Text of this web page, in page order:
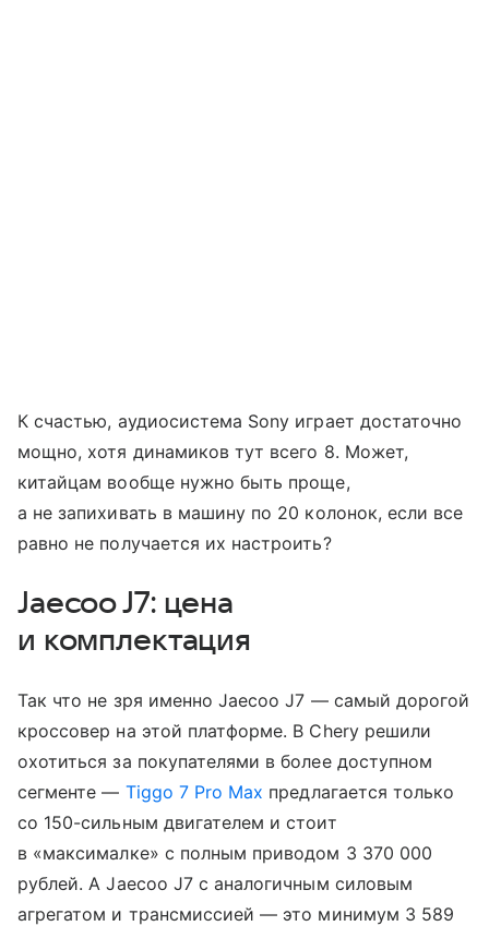
К счастью, аудиосистема Sony играет достаточно
мощно, хотя динамиков тут всего 8. Может,
китайцам вообще нужно быть проще,
а не запихивать в машину по 20 колонок, если все
равно не получается их настроить?
Jaecoo J7: цена
и комплектация
Так что не зря именно Jaecoo J7 — самый дорогой
кроссовер на этой платформе. В Chery решили
охотиться за покупателями в более доступном
сегменте — Tiggo 7 Pro Max предлагается только
со 150-сильным двигателем и стоит
в «максималке» с полным приводом 3 370 000
рублей. А Jaecoo J7 с аналогичным силовым
агрегатом и трансмиссией — это минимум 3 589